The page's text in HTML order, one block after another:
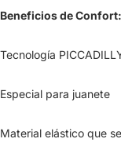
Beneficios de Confort:
Tecnología
Especial para juanete
Material elástico que